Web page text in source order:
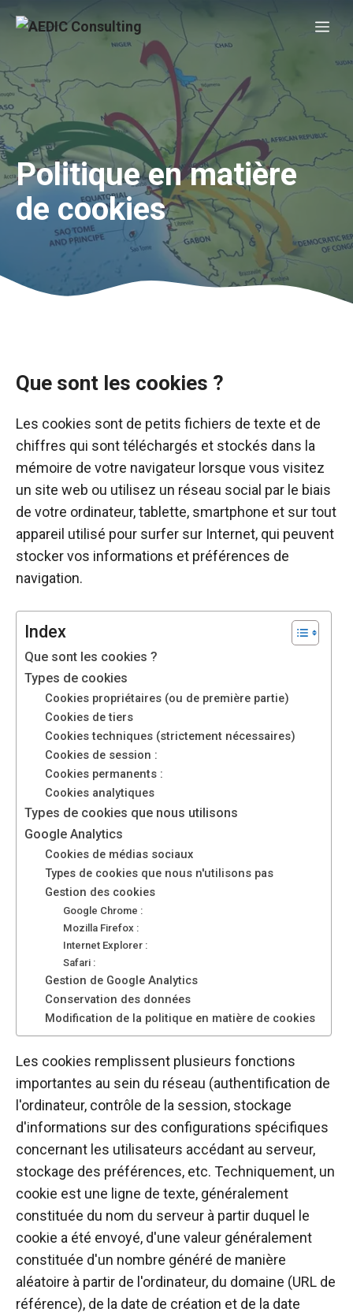
Politique en matière
de cookies
Que sont les cookies ?
Les cookies sont de petits fichiers de texte et de
chiffres qui sont téléchargés et stockés dans la
mémoire de votre navigateur lorsque vous visitez
un site web ou utilisez un réseau social par le biais
de votre ordinateur, tablette, smartphone et sur tout
appareil utilisé pour surfer sur Internet, qui peuvent
stocker vos informations et préférences de
navigation.
Index
Que sont les cookies ?
Types de cookies
Cookies propriétaires (ou de première partie)
Cookies de tiers
Cookies techniques (strictement nécessaires)
Cookies de session :
Cookies permanents :
Cookies analytiques
Types de cookies que nous utilisons
Google Analytics
Cookies de médias sociaux
Types de cookies que nous n'utilisons pas
Gestion des cookies
Google Chrome :
Mozilla Firefox :
Internet Explorer :
Safari :
Gestion de Google Analytics
Conservation des données
Modification de la politique en matière de cookies
Les cookies remplissent plusieurs fonctions
importantes au sein du réseau (authentification de
l'ordinateur, contrôle de la session, stockage
d'informations sur des configurations spécifiques
concernant les utilisateurs accédant au serveur,
stockage des préférences, etc. Techniquement, un
cookie est une ligne de texte, généralement
constituée du nom du serveur à partir duquel le
cookie a été envoyé, d'une valeur généralement
constituée d'un nombre généré de manière
aléatoire à partir de l'ordinateur, du domaine (URL de
référence), de la date de création et de la date
Ces cookies ne
sont pas
facultatifs. Ils
sont
nécessaires au
fonctionnement
du site web.
Statistiques
Afin
d'améliorer la
fonctionnalité
et la structure
du site web,
en fonction
de la manière
dont le site
est utilisé.
Expérience
Afin que notre
site web
fonctionne au
mieux pendant
votre visite. Si
vous refusez
ces cookies,
certaines
fonctionnalités
disparaîtront
du site web.
Marketing
En partageant
vos intérêts et
votre